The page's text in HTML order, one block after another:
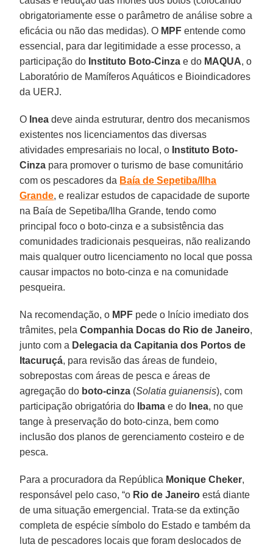
obrigatoriamente esse o parâmetro de análise sobre a
eficácia ou não das medidas). O MPF entende como
essencial, para dar legitimidade a esse processo, a
participação do Instituto Boto-Cinza e do MAQUA, o
Laboratório de Mamíferos Aquáticos e Bioindicadores
da UERJ.
O Inea deve ainda estruturar, dentro dos mecanismos
existentes nos licenciamentos das diversas
atividades empresariais no local, o Instituto Boto-
Cinza para promover o turismo de base comunitário
com os pescadores da Baía de Sepetiba/Ilha
Grande, e realizar estudos de capacidade de suporte
na Baía de Sepetiba/Ilha Grande, tendo como
principal foco o boto-cinza e a subsistência das
comunidades tradicionais pesqueiras, não realizando
mais qualquer outro licenciamento no local que possa
causar impactos no boto-cinza e na comunidade
pesqueira.
Na recomendação, o MPF pede o Início imediato dos
trâmites, pelaCompanhia Docas do Rio de Janeiro,
junto com a Delegacia da Capitania dos Portos de
Itacuruçá, para revisão das áreas de fundeio,
sobrepostas com áreas de pesca e áreas de
agregação do boto-cinza (Solatia guianensis), com
participação obrigatória do
Ibama e do Inea, no que
tange à preservação do boto-cinza, bem como
inclusão dos planos de gerenciamento costeiro e de
pesca.
Para a procuradora da República Monique Cheker,
responsável pelo caso, “o Rio de Janeiro está diante
de uma situação emergencial. Trata-se da extinção
completa de espécie símbolo do Estado e também da
luta de pescadores locais que foram deslocados de